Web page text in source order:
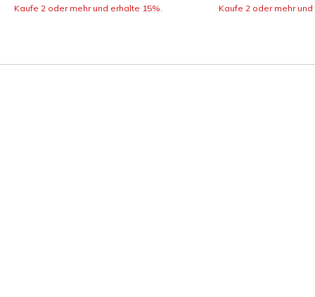
Kaufe 2 oder mehr und erhalte 15%. Kaufe 2 oder mehr